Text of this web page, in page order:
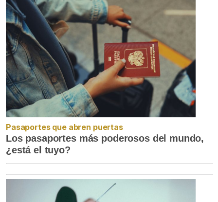
Pasaportes que abren puertas
Los pasaportes más poderosos del mundo,
¿está el tuyo?